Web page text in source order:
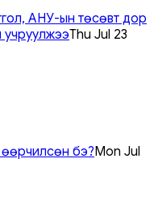
АНУ-ын төсөвт дор
Thu Jul 23
өөрчилсөн бэ?Mon Jul